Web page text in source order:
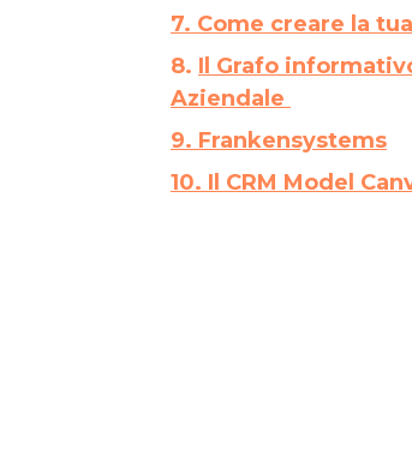
7. Come creare la
8. Il Grafo
Aziendale
9. Frankensystems
10. Il CRM Model